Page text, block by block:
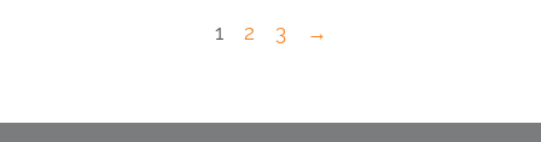
1 2 3 →